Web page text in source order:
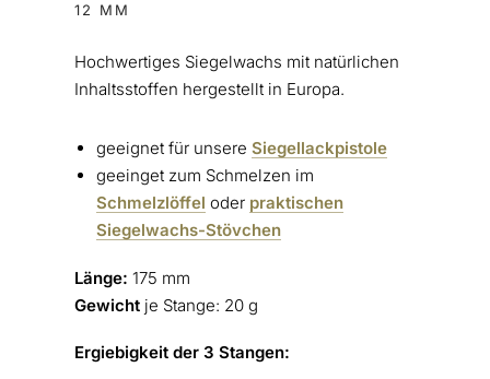
12 MM
Hochwertiges Siegelwachs mit natürlichen
Inhaltsstoffen hergestellt in Europa.
geeignet für unsere Siegellackpistole
geeinget zum Schmelzen im
Schmelzlöffel oder praktischen
Siegelwachs-Stövchen
Länge: 175 mm
Gewichtje Stange: 20 g
Ergiebigkeit der 3 Stangen: